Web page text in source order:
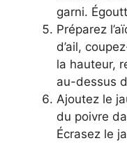
garni.
Préparez
d’ail,
la hauteur,
au-dessus
Ajoutez le
du poivre
Écrasez le